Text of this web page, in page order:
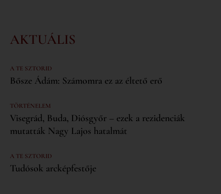
AKTUÁLIS
A TE SZTORID
Bősze Ádám: Számomra ez az éltető erő
TÖRTÉNELEM
Visegrád, Buda, Diósgyőr – ezek a rezidenciák
mutatták Nagy Lajos hatalmát
A TE SZTORID
Tudósok arcképfestője